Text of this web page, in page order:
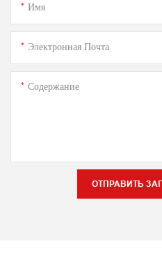
Имя
Электронная Почта
Содержание
ОТПРАВИТЬ